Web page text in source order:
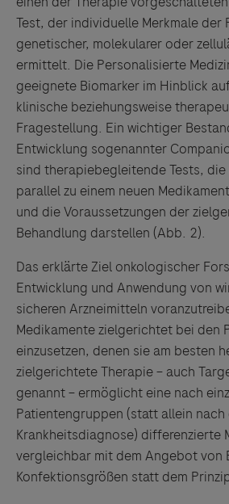
Test, der individuelle Merkmale der
genetischer, molekularer oder
ermittelt. Die Personalisierte
geeignete Biomarker im Hinblick
klinische beziehungsweise
Fragestellung. Ein wichtiger
Entwicklung sogenannter
sind therapiebegleitende Tests,
parallel zu einem neuen
und die Voraussetzungen der
Behandlung darstellen (Abb. 2).
Das erklärte Ziel onkologischer
Entwicklung und Anwendung von
sicheren Arzneimitteln
Medikamente zielgerichtet bei den
einzusetzen, denen sie am besten
zielgerichtete Therapie – auch
genannt – ermöglicht eine nach
Patientengruppen (statt allein nach
Krankheitsdiagnose) differenzierte
vergleichbar mit dem Angebot von
Konfektionsgrößen statt dem